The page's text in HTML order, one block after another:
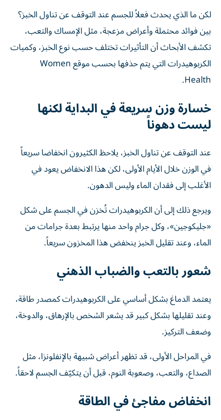
لكن ما الذي يحدث فعلاً للجسم عند التوقف عن تناول الخبز؟
بين فوائد محتملة وأعراض مزعجة، مثل الإمساك والتعب،
تكشف الأبحاث أن التأثيرات تختلف حسب نوع الخبز، وكميات
الكربوهيدرات التي يتم حذفها بحسب موقع Women
Health.
خسارة وزن سريعة في البداية لكنها
ليست دهوناً
عند التوقف عن تناول الخبز، يلاحظ الكثيرون انخفاضا سريعاً
في الوزن خلال الأيام الأولى، لكن هذا الانخفاض يعود في
الأغلب إلى فقدان الماء وليس الدهون.
ويرجع ذلك إلى أن الكربوهيدرات تُخزن في الجسم على شكل
«جليكوجين»، وكل جرام واحد منها يرتبط بعدة جرامات من
الماء، وعند تقليل الخبز ينخفض هذا المخزون سريعاً.
شعور بالتعب والضباب الذهني
يعتمد الدماغ بشكل أساسي على الكربوهيدرات كمصدر طاقة،
وعند تقليلها بشكل كبير قد يشعر الشخص بالإرهاق، والدوخة،
وضعف التركيز.
في المراحل الأولى، قد تظهر أعراض شبيهة بالإنفلونزا، مثل
الصداع، والتعب، وصعوبة النوم، قبل أن يتكيّف الجسم لاحقاً.
انخفاض مفاجئ في الطاقة